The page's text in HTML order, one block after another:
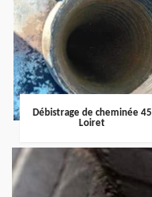
Débistrage de cheminée 45
Loiret